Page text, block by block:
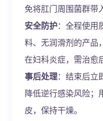
免将肛门周围菌群带
安全防护：全程使用
料、无润滑剂的产品
在妇科炎症，需治愈
事后处理：结束后立
降低逆行感染风险；
皮，保持干燥。